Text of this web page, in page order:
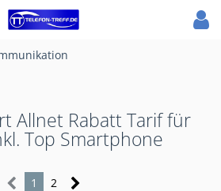
Allnet Rabatt Tarif für
Top Smartphone
1 2